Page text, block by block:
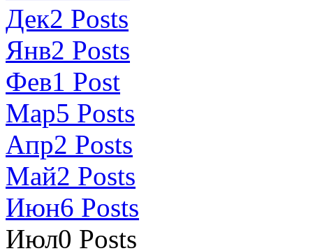
Дек2 Posts
Янв2 Posts
Фев1 Post
Мар5 Posts
Апр2 Posts
Май2 Posts
Июн6 Posts
Июл0 Posts